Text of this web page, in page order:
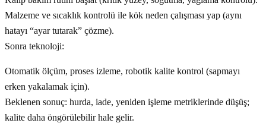
Malzeme ve sıcaklık kontrolü ile kök neden çalışması yap (aynı
hatayı “ayar tutarak” çözme).
Sonra teknoloji:
Otomatik ölçüm, proses izleme, robotik kalite kontrol (sapmayı
erken yakalamak için).
Beklenen sonuç: hurda, iade, yeniden işleme metriklerinde düşüş;
kalite daha öngörülebilir hale gelir.